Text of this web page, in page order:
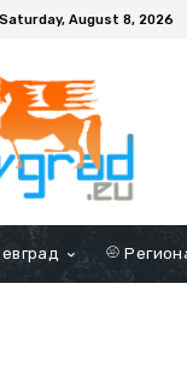
Saturday, August 8, 2026